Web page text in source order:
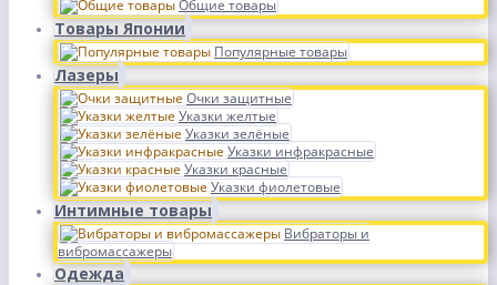
Общие товары
Товары Японии
Популярные товары
Лазеры
Очки защитные
Указки желтые
Указки зелёные
Указки инфракрасные
Указки красные
Указки фиолетовые
Интимные товары
Вибраторы и
вибромассажеры
Одежда